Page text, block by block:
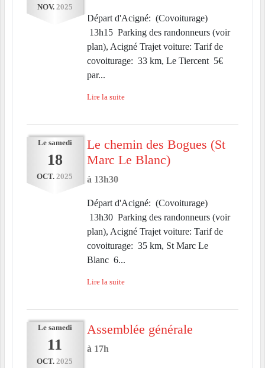
NOV. 2025
Départ d'Acigné: (Covoiturage)
13h15 Parking des randonneurs (voir
plan), Acigné Trajet voiture: Tarif de
covoiturage: 33 km, Le Tiercent 5€
par...
Lire la suite
Le samedi
18
OCT. 2025
Le chemin des Bogues (St
Marc Le Blanc)
à 13h30
Départ d'Acigné: (Covoiturage)
13h30 Parking des randonneurs (voir
plan), Acigné Trajet voiture: Tarif de
covoiturage: 35 km, St Marc Le
Blanc 6...
Lire la suite
Le samedi
11
OCT. 2025
Assemblée générale
à 17h